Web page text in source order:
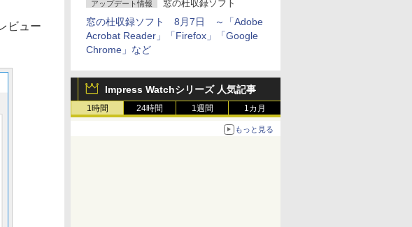
アップデート情報 窓の杜収録ソフト
窓の杜収録ソフト 8月7日 ～「Adobe
Acrobat Reader」「Firefox」「Google
Chrome」など
Impress Watchシリーズ 人気記事
1時間 24時間 1週間 1カ月
もっと見る
ビュー